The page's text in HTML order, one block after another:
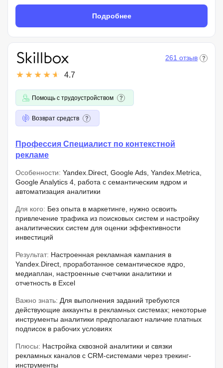
Подробнее
4.7
261 отзыв
Помощь с трудоустройством
Возврат средств
Профессия Специалист по контекстной
рекламе
Особенности: Yandex.Direct, Google Ads, Yandex.Metrica,
Google Analytics 4, работа с семантическим ядром и
автоматизация аналитики
Для кого: Без опыта в маркетинге, нужно освоить
привлечение трафика из поисковых систем и настройку
аналитических систем для оценки эффективности
инвестиций
Результат: Настроенная рекламная кампания в
Yandex.Direct, проработанное семантическое ядро,
медиаплан, настроенные счетчики аналитики и
отчетность в Excel
Важно знать: Для выполнения заданий требуются
действующие аккаунты в рекламных системах; некоторые
инструменты аналитики предполагают наличие платных
подписок в рабочих условиях
Плюсы: Настройка сквозной аналитики и связки
рекламных каналов с CRM-системами через трекинг-
инструменты